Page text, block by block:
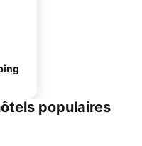
populaires